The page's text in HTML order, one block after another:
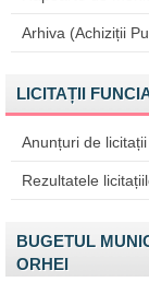
Arhiva (Achiziții
LICITAȚII
Anunțuri de
Rezultatele
BUGETUL
ORHEI